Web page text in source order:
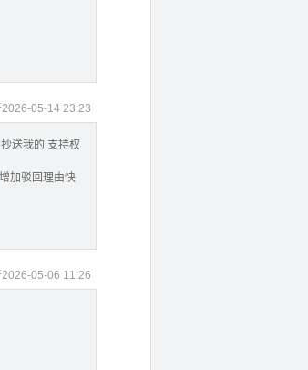
05-14 23:23
送我的 支持权
加驳回理由快
05-06 11:26